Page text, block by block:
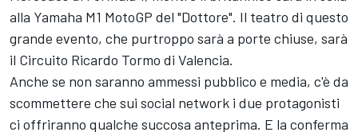
alla Yamaha M1 MotoGP del "Dottore". Il teatro di questo
grande evento, che purtroppo sarà a porte chiuse, sarà
il Circuito Ricardo Tormo di Valencia.
Anche se non saranno ammessi pubblico e media, c'è da
scommettere che sui social network i due protagonisti
ci offriranno qualche succosa anteprima. E la conferma